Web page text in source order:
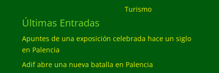
Turismo
Últimas Entradas
Apuntes de una exposición celebrada hace un siglo
en Palencia
Adif abre una nueva batalla en Palencia